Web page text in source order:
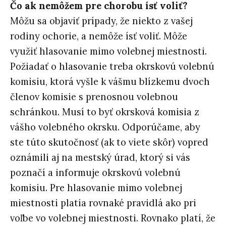
Čo ak nemôžem pre chorobu ísť voliť?
Môžu sa objaviť prípady, že niekto z vašej
rodiny ochorie, a nemôže ísť voliť. Môže
využiť hlasovanie mimo volebnej miestnosti.
Požiadať o hlasovanie treba okrskovú volebnú
komisiu, ktorá vyšle k vášmu blízkemu dvoch
členov komisie s prenosnou volebnou
schránkou. Musí to byť okrsková komisia z
vášho volebného okrsku. Odporúčame, aby
ste túto skutočnosť (ak to viete skôr) vopred
oznámili aj na mestský úrad, ktorý si vás
poznačí a informuje okrskovú volebnú
komisiu. Pre hlasovanie mimo volebnej
miestnosti platia rovnaké pravidlá ako pri
voľbe vo volebnej miestnosti. Rovnako platí, že